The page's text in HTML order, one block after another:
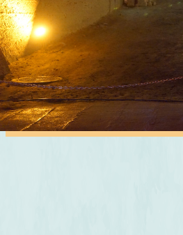
大谷資料館